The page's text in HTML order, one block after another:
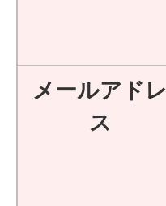
メールアドレ
ス